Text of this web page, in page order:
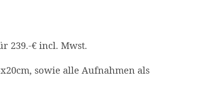
239.-€ incl. Mwst.
sowie alle Aufnahmen als